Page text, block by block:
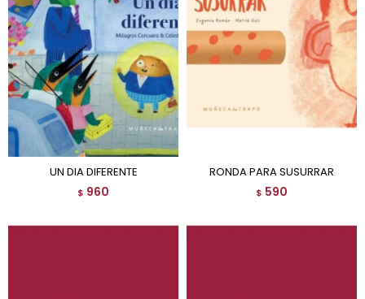
UN DIA DIFERENTE
$ 960
RONDA PARA SUSURRAR
$ 590